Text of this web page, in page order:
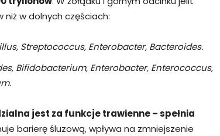
w dolnych częściach:
Streptococcus, Enterobacter, Bacteroides.
Bifidobacterium, Enterobacter, Enterococcus,
jest za funkcje trawienne – spełnia
barierę śluzową, wpływa na zmniejszenie